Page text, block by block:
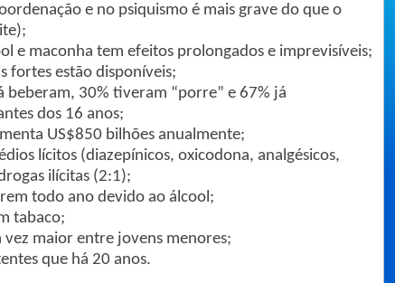
e no psiquismo é mais grave do que o
e maconha tem efeitos prolongados e imprevisíveis;
fortes estão disponíveis;
beberam, 30% tiveram “porre” e 67% já
dos 16 anos;
US$850 bilhões anualmente;
lícitos (diazepínicos, oxicodona, analgésicos,
ilícitas (2:1);
todo ano devido ao álcool;
tabaco;
vez maior entre jovens menores;
que há 20 anos.